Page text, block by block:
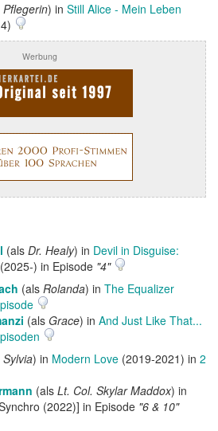
Pflegerin) in Still Alice - Mein Leben
Werbung
(als Dr. Healy) in Devil in Disguise:
(2025-) in Episode "4"
(als Rolanda) in The Equalizer
(als Grace) in And Just Like That...
Sylvia) in Modern Love (2019-2021) in 2
(als Lt. Col. Skylar Maddox) in
(2022)] in Episode "6 & 10"